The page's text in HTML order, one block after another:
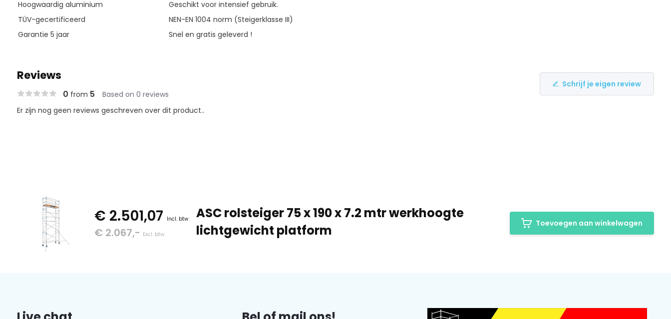
Hoogwaardig aluminium
Geschikt voor intensief gebruik.
TÜV-gecertificeerd
NEN-EN 1004 norm (Steigerklasse III)
Garantie 5 jaar
Snel en gratis geleverd !
Reviews
0 from 5 Based on 0 reviews
Schrijf je eigen review
Er zijn nog geen reviews geschreven over dit product..
€ 2.501,07 Incl. btw
€ 2.067,- Excl. btw
ASC rolsteiger 75 x 190 x 7.2 mtr werkhoogte
lichtgewicht platform
Toevoegen aan winkelwagen